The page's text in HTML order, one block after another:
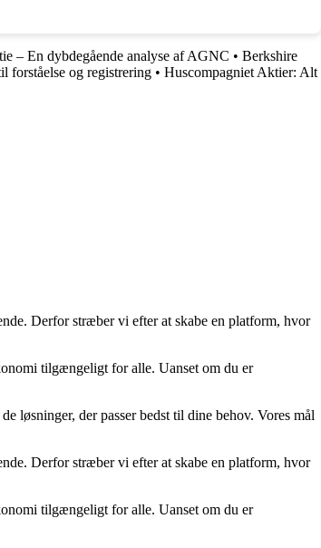
– En dybdegående analyse af AGNC • Berkshire
og registrering • Huscompagniet Aktier: Alt
Derfor stræber vi efter at skabe en platform, hvor
tilgængeligt for alle. Uanset om du er
løsninger, der passer bedst til dine behov. Vores mål
Derfor stræber vi efter at skabe en platform, hvor
tilgængeligt for alle. Uanset om du er